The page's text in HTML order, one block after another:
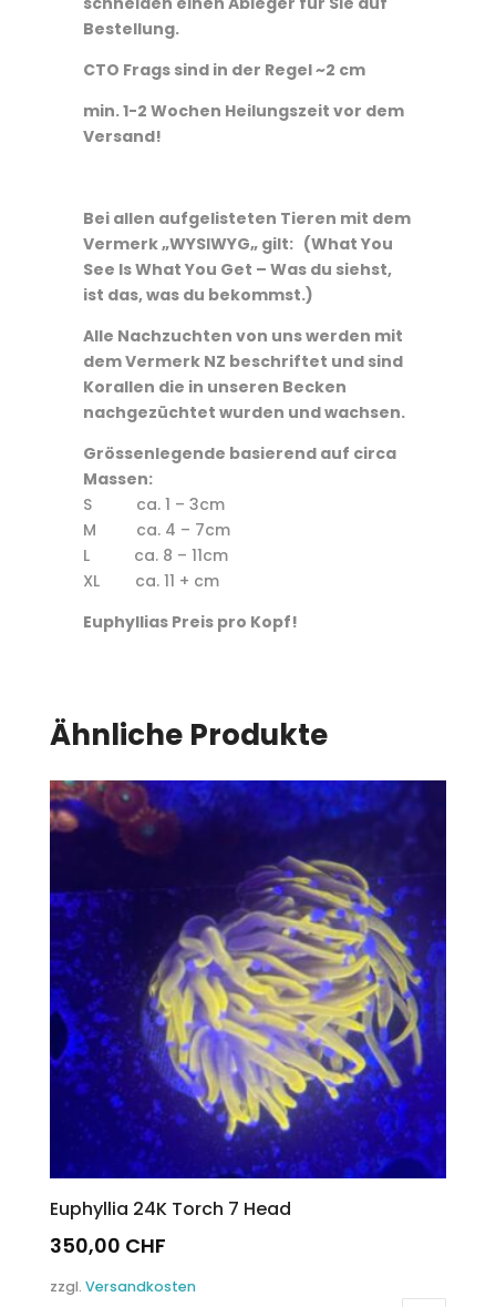
Bestellung.
CTO Frags sind in der Regel ~2 cm
min. 1-2 Wochen Heilungszeit vor dem
Versand!
Bei allen aufgelisteten Tieren mit dem
Vermerk „WYSIWYG„ gilt: (What You
See Is What You Get – Was du siehst,
ist das, was du bekommst.)
Alle Nachzuchten von uns werden mit
dem Vermerk NZ beschriftet und sind
Korallen die in unseren Becken
nachgezüchtet wurden und wachsen.
Grössenlegende basierend auf circa
Massen:
S ca. 1 – 3cm
M ca. 4 – 7cm
L ca. 8 – 11cm
XL ca. 11 + cm
Euphyllias Preis pro Kopf!
Ähnliche Produkte
Euphyllia 24K Torch 7 Head
350,00 CHF
zzgl. Versandkosten